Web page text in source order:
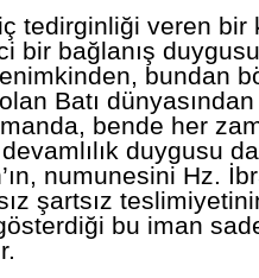
tedirginliği veren bir
bir bağlanış
bundan
Batı
bende her
duygusu
numunesini Hz.
şartsız
bu iman